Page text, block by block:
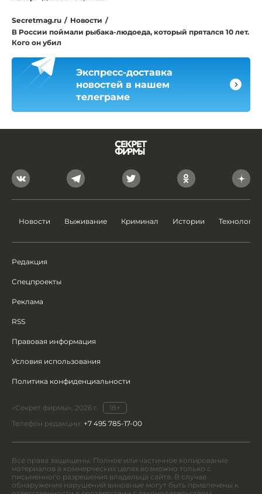
Secretmag.ru / Новости /
В России поймали рыбака-людоеда, который прятался 10 лет.
Кого он убил
Экспресс-доставка
новостей в нашем
телеграме
Новости Выживание Криминал Истории Технологии
Редакция
Спецпроекты
Реклама
RSS
Правовая информация
Условия использования
Политика конфиденциальности
«Секрет фирмы», 2026 г.
18+
Телефон редакции: +7 495 785-17-00
Все права защищены. Полное или частичное копирование
материалов в коммерческих целях возможно только с
письменного разрешения владельца сайта. В случае
обнаружения нарушений виновные могут быть привлечены к